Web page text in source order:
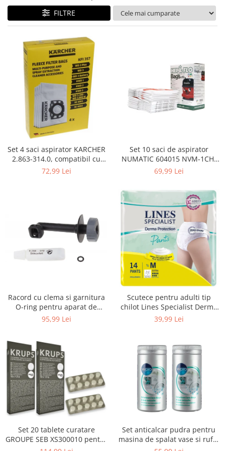
Curatenie si intretinere
Decoratiuni
Hobby-uri creative
Iluminat & Electrice
Jaluzele
Kit-uri automatizari porti si usi
Mobila dormitor
Mobila gradina & terasa
Mobila Living & Dining
Organizare si depozitare
Rafturi
Textile si covoare
Uscatoare rufe
Utilaje si materiale de constructii
Laptop, Tablete & Telefoane
Telefoane Mobile & accesorii
Wearable & Gadgeturi
Accesorii si piese masini spalat
rufe si uscatoare
Accesorii si piese masini spalat
vase
Aparate Frigorifice
Aparate Racire Aer
Aragaze si cuptoare cu microunde
Climatizare & sisteme de incalzire
Electrocasnice pentru Bucatarie
FILTRE
Set 4 saci aspirator KARCHER
2.863-314.0, compatibil cu
WD, KWD, SE
72,99 Lei
Set 10 saci de aspirator
NUMATIC 604015 NVM-1CH,
9L
69,99 Lei
Racord cu clema si garnitura
O-ring pentru aparat de
spalat cu presiune, KARCHER
95,99 Lei
Scutece pentru adulti tip
chilot Lines Specialist Derma
Protection Extra, 7 picaturi,
39,99 Lei
Set 20 tablete curatare
GROUPE SEB XS300010 pentru
espressoare Krups (2x10
Set anticalcar pudra pentru
masina de spalat vase si rufe,
WPRO 484000008416, 2 x 250g